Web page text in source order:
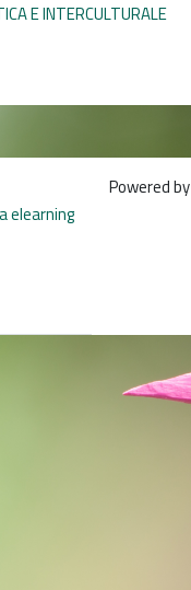
E INTERCULTURALE
elearning
Powered by